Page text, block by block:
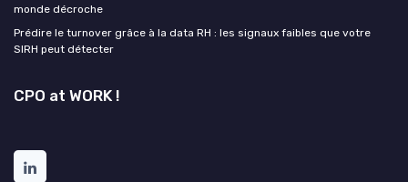
monde décroche
Prédire le turnover grâce à la data RH : les signaux faibles que votre
SIRH peut détecter
CPO at WORK !